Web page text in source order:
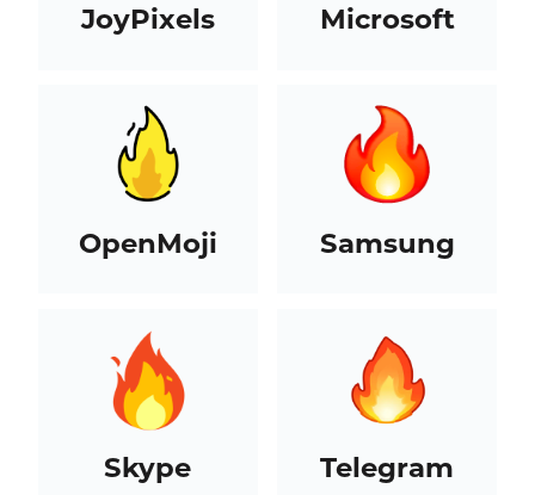
JoyPixels Microsoft
OpenMoji Samsung
Skype Telegram